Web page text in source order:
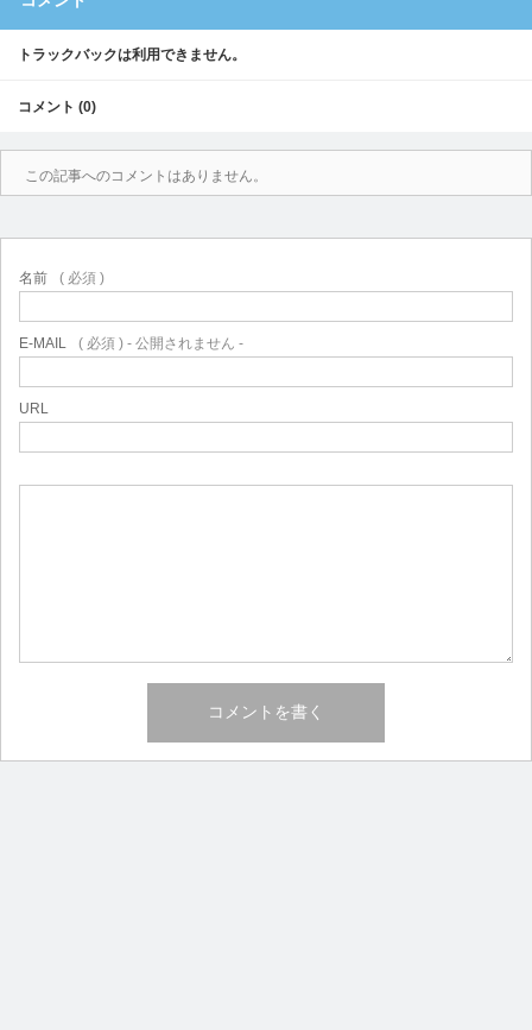
トラックバックは利用できません。
コメント (0)
この記事へのコメントはありません。
名前 ( 必須 )
E-MAIL ( 必須 ) - 公開されません -
URL